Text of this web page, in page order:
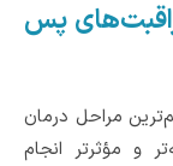
پس
مراحل درمان
و مؤثرتر انجام